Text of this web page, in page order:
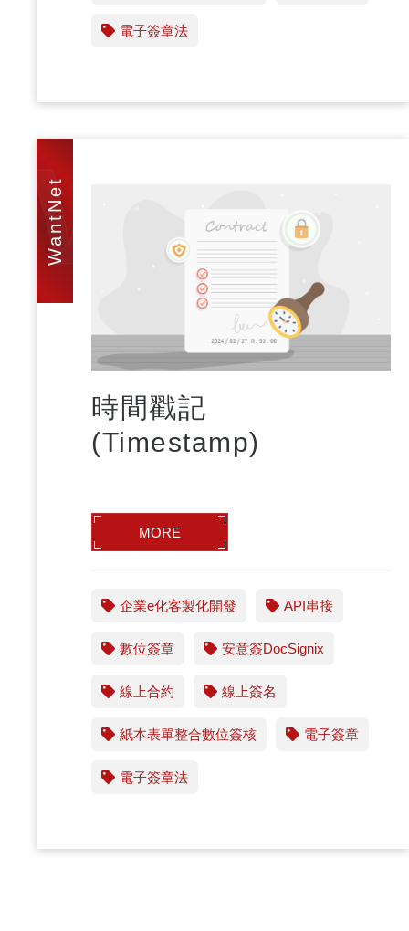
電子簽章法
時間戳記
(Timestamp)
MORE
企業e化客製化開發 API串接
數位簽章 安意簽DocSignix
線上合約 線上簽名
紙本表單整合數位簽核 電子簽章
電子簽章法